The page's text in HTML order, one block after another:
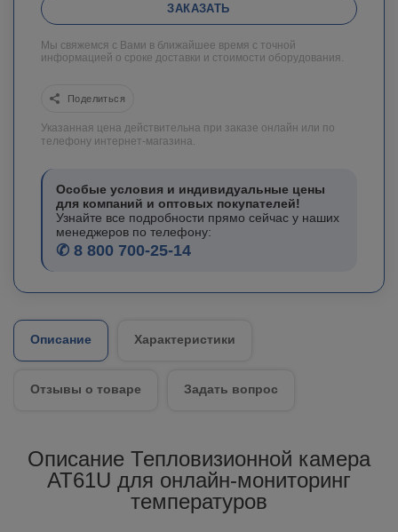
ЗАКАЗАТЬ
Мы свяжемся с Вами в ближайшее время с точной
информацией о сроке доставки и стоимости оборудования.
Поделиться
Указанная цена действительна при заказе онлайн или по
телефону интернет-магазина.
Особые условия и индивидуальные цены
для компаний и оптовых покупателей!
Узнайте все подробности прямо сейчас у наших
менеджеров по телефону:
✆ 8 800 700-25-14
Описание Характеристики
Отзывы о товаре Задать вопрос
Описание Тепловизионной камера
AT61U для онлайн-мониторинг
температуров